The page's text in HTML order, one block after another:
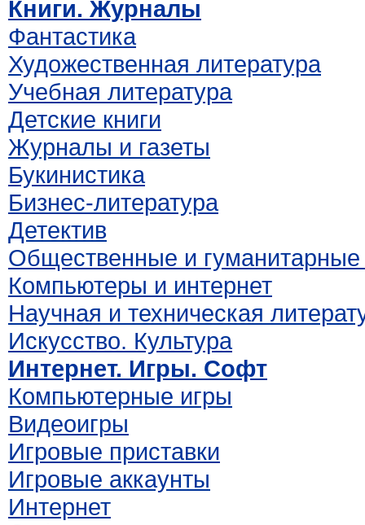
Книги. Журналы
Фантастика
Художественная литература
Учебная литература
Детские книги
Журналы и газеты
Букинистика
Бизнес-литература
Детектив
Общественные и гуманитарные
Компьютеры и интернет
Научная и техническая
Искусство. Культура
Интернет. Игры. Софт
Компьютерные игры
Видеоигры
Игровые приставки
Игровые аккаунты
Интернет